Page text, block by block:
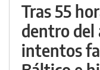
Tras 55
dentro del
intentos